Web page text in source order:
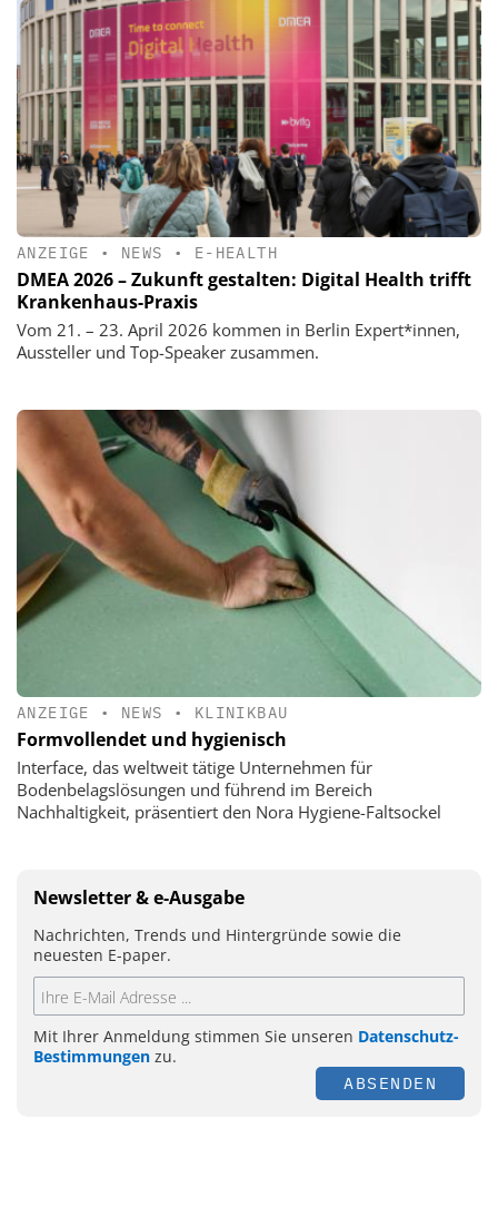
ANZEIGE • NEWS • E-HEALTH
DMEA 2026 – Zukunft gestalten: Digital Health trifft
Krankenhaus-Praxis
Vom 21. – 23. April 2026 kommen in Berlin Expert*innen,
Aussteller und Top-Speaker zusammen.
ANZEIGE • NEWS • KLINIKBAU
Formvollendet und hygienisch
Interface, das weltweit tätige Unternehmen für
Bodenbelagslösungen und führend im Bereich
Nachhaltigkeit, präsentiert den Nora Hygiene-Faltsockel
Newsletter & e-Ausgabe
Nachrichten, Trends und Hintergründe sowie die
neuesten E-paper.
Mit Ihrer Anmeldung stimmen Sie unseren Datenschutz-
Bestimmungen zu.
ABSENDEN